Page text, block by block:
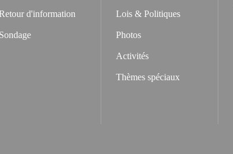
d'information
Sondage
Lois & Politiques
Photos
Activités
Thèmes spéciaux